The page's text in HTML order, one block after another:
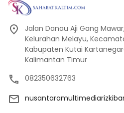
Jalan Danau Aji Gang
Kelurahan Melayu,
Kabupaten Kutai
Kalimantan Timur
082350632763